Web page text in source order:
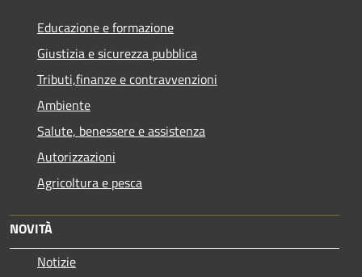
Educazione e formazione
Giustizia e sicurezza pubblica
Tributi,finanze e contravvenzioni
Ambiente
Salute, benessere e assistenza
Autorizzazioni
Agricoltura e pesca
NOVITÀ
Notizie